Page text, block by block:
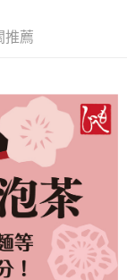
，可透過四大超商／
成。
取消訂單，請聯絡
需透過AFTEE先享
示為準，若有關於
「AFTEE先享後付
home
付」服務完成之交
推薦